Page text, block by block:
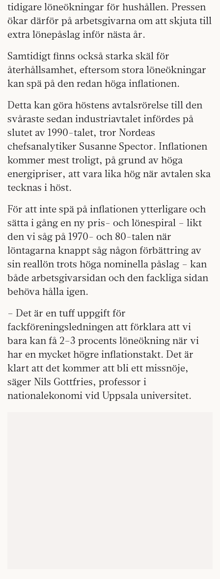
tidigare löneökningar för hushållen. Pressen
ökar därför på arbetsgivarna om att skjuta till
extra lönepåslag inför nästa år.
Samtidigt finns också starka skäl för
återhållsamhet, eftersom stora löneökningar
kan spä på den redan höga inflationen.
Detta kan göra höstens avtalsrörelse till den
svåraste sedan industriavtalet infördes på
slutet av 1990-talet, tror Nordeas
chefsanalytiker Susanne Spector. Inflationen
kommer mest troligt, på grund av höga
energipriser, att vara lika hög när avtalen ska
tecknas i höst.
För att inte spä på inflationen ytterligare och
sätta i gång en ny pris- och lönespiral – likt
den vi såg på 1970- och 80-talen när
löntagarna knappt såg någon förbättring av
sin reallön trots höga nominella påslag – kan
både arbetsgivarsidan och den fackliga sidan
behöva hålla igen.
– Det är en tuff uppgift för
fackföreningsledningen att förklara att vi
bara kan få 2–3 procents löneökning när vi
har en mycket högre inflationstakt. Det är
klart att det kommer att bli ett missnöje,
säger Nils Gottfries, professor i
nationalekonomi vid Uppsala universitet.